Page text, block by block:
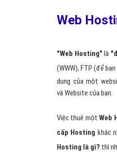
Web
"Web Hosting" là
(WWW), FTP (để
dung của một
và Website của bạn.
Việc thuê mộtWeb
cấp Hosting khác
Hosting là gì? thì